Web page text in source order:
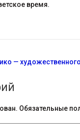
время.
—
Обязательные